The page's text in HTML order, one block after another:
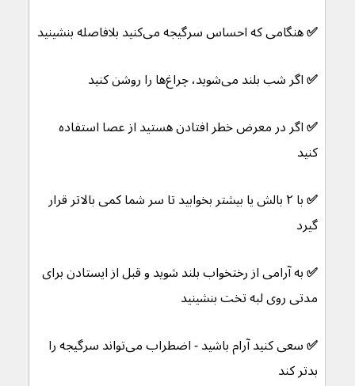
✅ هنگامی که احساس سرگیجه می‌کنید بلافاصله بنشینید
✅ اگر شب بلند می‌شوید، چراغ‌ها را روشن کنید
✅ اگردر معرض خطر افتادن هستید از عصا استفاده
کنید
✅
با ۲ بالش یا بیشتر بخوابید تا سر شما کمی بالاتر قرار
گیرد
✅ به آرامی از رختخواب بلند شوید و قبل از ایستادن برای
مدتی روی لبه تخت بنشینید
✅
سعی کنید آرام باشید - اضطراب می‌تواند سرگیجه را
بدتر کند